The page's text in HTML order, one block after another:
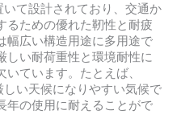
て設計されており、交通か
るための優れた靭性と耐疲
幅広い構造用途に多用途で
しい耐荷重性と環境耐性に
ています。たとえば、
い天候になりやすい気候で
年の使用に耐えることがで